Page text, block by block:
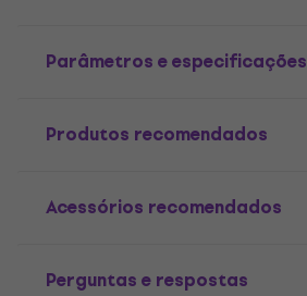
Parâmetros e especificações
Produtos recomendados
Acessórios recomendados
Perguntas e respostas